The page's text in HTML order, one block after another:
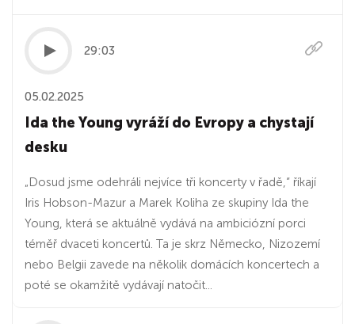
29:03
05.02.2025
Ida the Young vyráží do Evropy a chystají
desku
„Dosud jsme odehráli nejvíce tři koncerty v řadě,“ říkají
Iris Hobson-Mazur a Marek Koliha ze skupiny Ida the
Young, která se aktuálně vydává na ambiciózní porci
téměř dvaceti koncertů. Ta je skrz Německo, Nizozemí
nebo Belgii zavede na několik domácích koncertech a
poté se okamžitě vydávají natočit...